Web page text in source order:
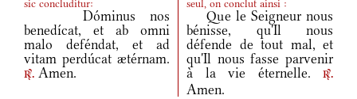
sic concluditur: seul, on conclut ainsi :
Dóminus nos
benedícat, et ab omni
malo deféndat, et ad
vitam perdúcat ætérnam.
r. Amen.
Que le Seigneur nous
bénisse, qu'Il nous
défende de tout mal, et
qu'Il nous fasse parvenir
à la vie éternelle.
r.
Amen.